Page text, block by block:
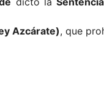
Azcárate), que